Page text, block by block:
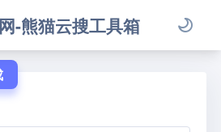
-熊猫云搜工具箱